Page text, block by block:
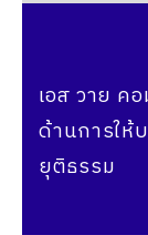
เอส วาย ค
ด้านการให้
ยุติธรรม